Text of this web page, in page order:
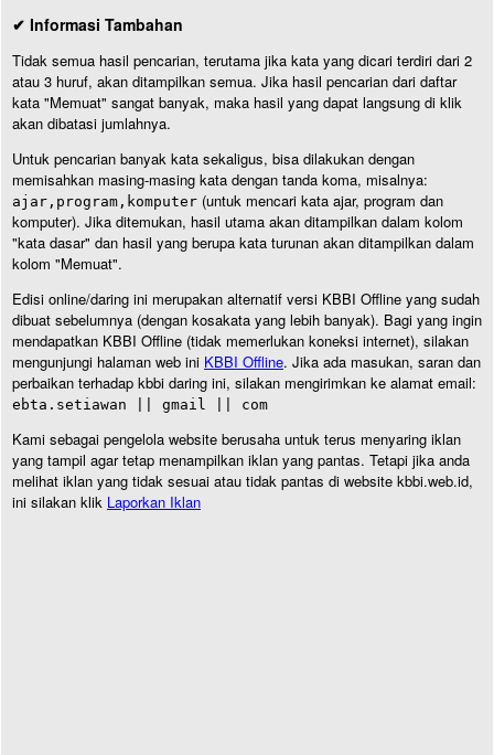
✔ Informasi Tambahan
Tidak semua hasil pencarian, terutama jika kata yang dicari terdiri dari 2
atau 3 huruf, akan ditampilkan semua. Jika hasil pencarian dari daftar
kata "Memuat" sangat banyak, maka hasil yang dapat langsung di klik
akan dibatasi jumlahnya.
Untuk pencarian banyak kata sekaligus, bisa dilakukan dengan
memisahkan masing-masing kata dengan tanda koma, misalnya:
ajar,program,komputer (untuk mencari kata ajar, program dan
komputer). Jika ditemukan, hasil utama akan ditampilkan dalam kolom
"kata dasar" dan hasil yang berupa kata turunan akan ditampilkan dalam
kolom "Memuat".
Edisi online/daring ini merupakan alternatif versi KBBI Offline yang sudah
dibuat sebelumnya (dengan kosakata yang lebih banyak). Bagi yang ingin
mendapatkan KBBI Offline (tidak memerlukan koneksi internet), silakan
mengunjungi halaman web ini KBBI Offline. Jika ada masukan, saran dan
perbaikan terhadap kbbi daring ini, silakan mengirimkan ke alamat email:
ebta.setiawan || gmail || com
Kami sebagai pengelola website berusaha untuk terus menyaring iklan
yang tampil agar tetap menampilkan iklan yang pantas. Tetapi jika anda
melihat iklan yang tidak sesuai atau tidak pantas di website kbbi.web.id,
ini silakan klik Laporkan Iklan